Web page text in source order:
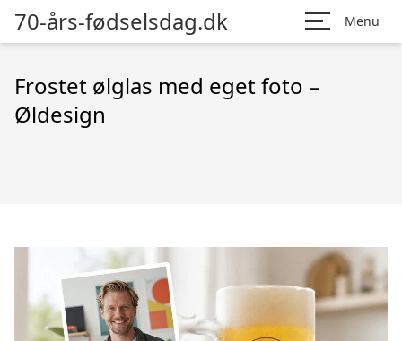
70-års-fødselsdag.dk Menu
Frostet ølglas med eget foto –
Øldesign